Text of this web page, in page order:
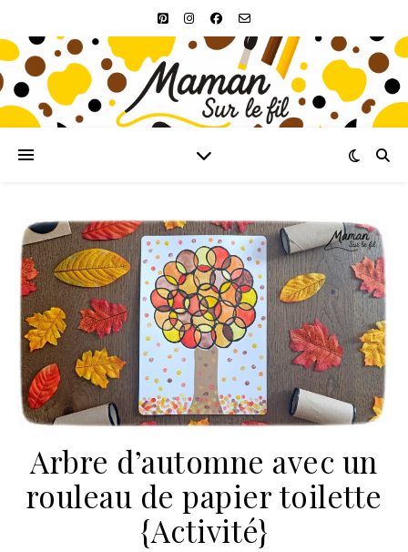
Arbre d’automne avec un
rouleau de papier toilette
{Activité}